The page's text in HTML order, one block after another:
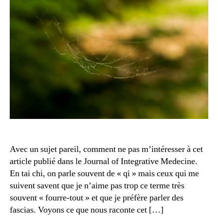
Avec un sujet pareil, comment ne pas m’intéresser à cet
article publié dans le Journal of Integrative Medecine.
En tai chi, on parle souvent de « qi » mais ceux qui me
suivent savent que je n’aime pas trop ce terme très
souvent « fourre-tout » et que je préfère parler des
fascias. Voyons ce que nous raconte cet […]